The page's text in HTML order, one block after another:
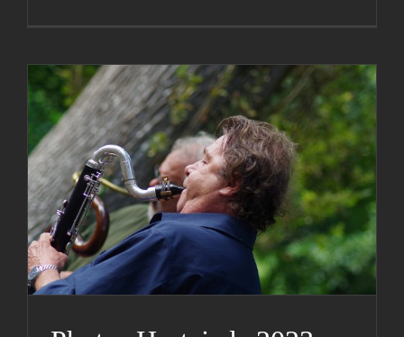
Photos Hestejada 2023 (Le
Ray)
Actualités Archives Hestejada Médias Photos Photos